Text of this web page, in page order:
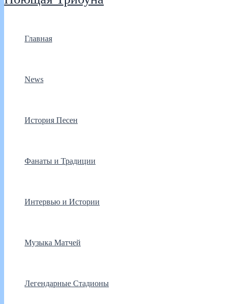
Главная
News
История Песен
Фанаты и Традиции
Интервью и Истории
Музыка Матчей
Легендарные Стадионы